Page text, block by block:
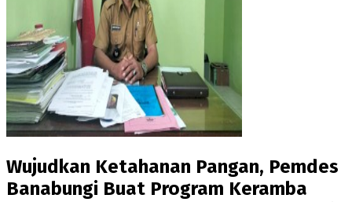
Wujudkan Ketahanan Pangan, Pemdes
Banabungi Buat Program Keramba